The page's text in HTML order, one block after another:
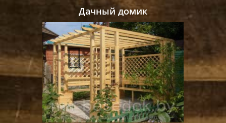
Дачный домик